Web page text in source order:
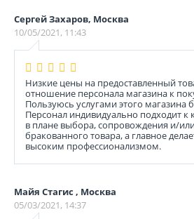
Сергей Захаров, Москва
10/05/2021, 11:43
Низкие цены на предоставленный
отношение персонала магазина к
Пользуюсь услугами этого магазина
Персонал индивидуально подходит
в плане выбора, сопровождения и/
бракованного товара, а главное
высоким профессионализмом.
Майя Стагис , Москва
05/03/2021, 14:37